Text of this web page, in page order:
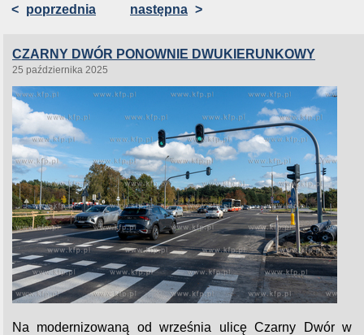
< poprzednia następna >
CZARNY DWÓR PONOWNIE DWUKIERUNKOWY
25 października 2025
Na modernizowaną od września ulicę Czarny Dwór w